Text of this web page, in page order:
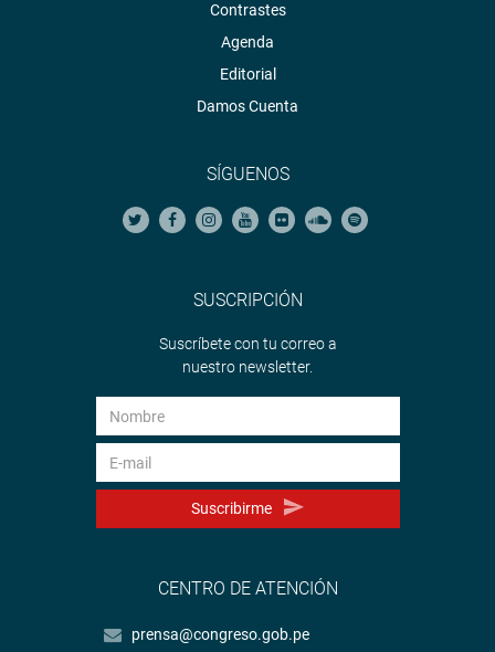
Contrastes
Agenda
Editorial
Damos Cuenta
SÍGUENOS
SUSCRIPCIÓN
Suscríbete con tu correo a
nuestro newsletter.
Suscribirme
CENTRO DE ATENCIÓN
prensa@congreso.gob.pe